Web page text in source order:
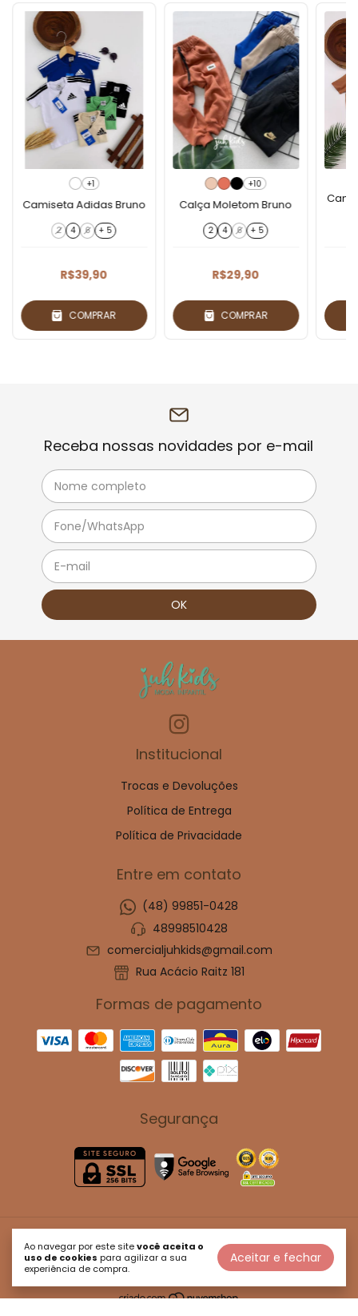
Ao navegar por este sitevocê aceita o
uso de cookies para agilizar a sua
experiência de compra.
Aceitar e fechar
+1
Camiseta Adidas Bruno
2 4 6 + 5
R$39,90
COMPRAR
+10
Calça Moletom Bruno
2 4 6 + 5
R$29,90
COMPRAR
Receba nossas novidades por e-mail
Institucional
Trocas e Devoluções
Política de Entrega
Política de Privacidade
Entre em contato
(48) 99851-0428
48998510428
comercialjuhkids@gmail.com
Rua Acácio Raitz 181
Formas de pagamento
Segurança
Juh kids
©2026. Juh Kids - 47114917000180. Todos os direitos reservados.